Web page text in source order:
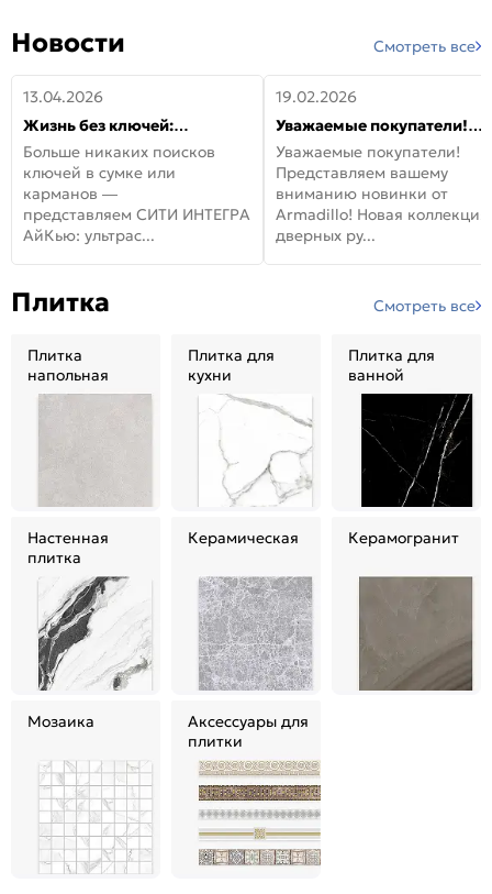
Новости Смотреть все
13.04.2026
Жизнь без ключей:
встречайте новую дверь
СИТИ ИНТЕГРА АйКью!
Больше никаких поисков
ключей в сумке или
карманов —
представляем СИТИ ИНТЕГРА
АйКью: ультрас...
19.02.2026
Уважаемые покупатели!
Представляем вашему
вниманию новинки от
Armadillo!
Уважаемые покупатели!
Представляем вашему
вниманию новинки от
Armadillo! Новая коллекция
дверных ру...
Плитка Смотреть все
Плитка
напольная
Плитка для
кухни
Плитка для
ванной
Настенная
плитка
Керамическая Керамогранит
Мозаика
Аксессуары для
плитки